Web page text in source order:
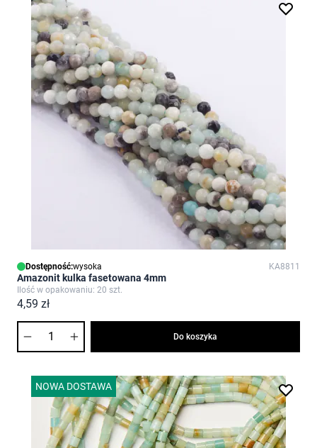
Dostępność:wysoka KA8811
Amazonit kulka fasetowana 4mm
Ilość w opakowaniu: 20 szt.
4,59 zł
Do koszyka
NOWA DOSTAWA